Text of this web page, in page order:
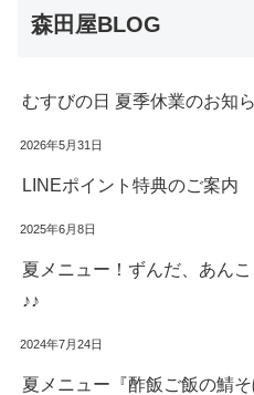
森田屋BLOG
むすびの日 夏季休業のお知
2026年5月31日
LINEポイント特典のご案内
2025年6月8日
夏メニュー！ずんだ、あん
♪♪
2024年7月24日
夏メニュー『酢飯ご飯の鯖